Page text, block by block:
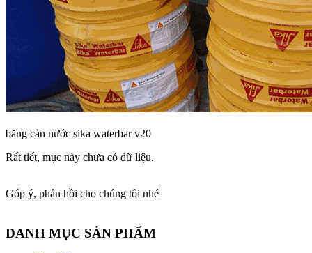
băng cản nước sika waterbar v20
Rất tiết, mục này chưa có dữ liệu.
Góp ý, phản hồi cho chúng tôi nhé
DANH MỤC SẢN PHẨM